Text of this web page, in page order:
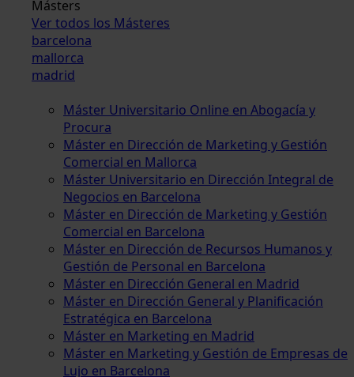
Másters
Ver todos los Másteres
barcelona
mallorca
madrid
Máster Universitario Online en Abogacía y
Procura
Máster en Dirección de Marketing y Gestión
Comercial en Mallorca
Máster Universitario en Dirección Integral de
Negocios en Barcelona
Máster en Dirección de Marketing y Gestión
Comercial en Barcelona
Máster en Dirección de Recursos Humanos y
Gestión de Personal en Barcelona
Máster en Dirección General en Madrid
Máster en Dirección General y Planificación
Estratégica en Barcelona
Máster en Marketing en Madrid
Máster en Marketing y Gestión de Empresas de
Lujo en Barcelona